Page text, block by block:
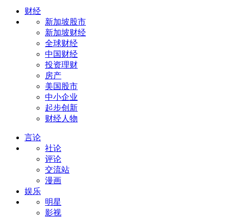
财经
新加坡股市
新加坡财经
全球财经
中国财经
投资理财
房产
美国股市
中小企业
起步创新
财经人物
言论
社论
评论
交流站
漫画
娱乐
明星
影视